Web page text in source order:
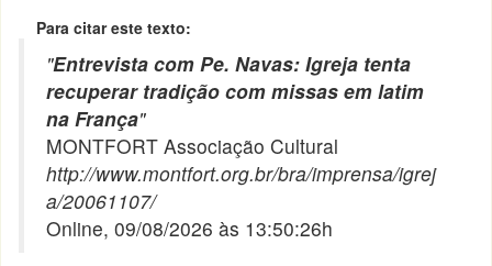
Para citar este texto:
"Entrevista com Pe. Navas: Igreja tenta
recuperar tradição com missas em latim
na França"
MONTFORT Associação Cultural
http://www.montfort.org.br/bra/imprensa/igrej
a/20061107/
Online, 09/08/2026 às 13:50:26h